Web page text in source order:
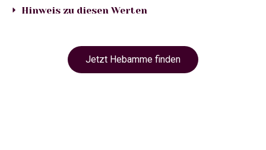
Hinweis zu diesen Werten
Jetzt Hebamme finden